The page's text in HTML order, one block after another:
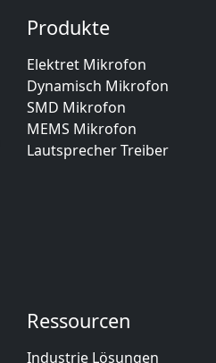
Produkte
Elektret Mikrofon
Dynamisch Mikrofon
SMD Mikrofon
MEMS Mikrofon
Lautsprecher Treiber
Ressourcen
Industrie Lösungen